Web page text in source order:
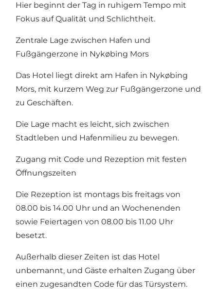
Hier beginnt der Tag in ruhigem Tempo mit
Fokus auf Qualität und Schlichtheit.
Zentrale Lage zwischen Hafen und
Fußgängerzone in Nykøbing Mors
Das Hotel liegt direkt am Hafen in Nykøbing
Mors, mit kurzem Weg zur Fußgängerzone und
zu Geschäften.
Die Lage macht es leicht, sich zwischen
Stadtleben und Hafenmilieu zu bewegen.
Zugang mit Code und Rezeption mit festen
Öffnungszeiten
Die Rezeption ist montags bis freitags von
08.00 bis 14.00 Uhr und an Wochenenden
sowie Feiertagen von 08.00 bis 11.00 Uhr
besetzt.
Außerhalb dieser Zeiten ist das Hotel
unbemannt, und Gäste erhalten Zugang über
einen zugesandten Code für das Türsystem.